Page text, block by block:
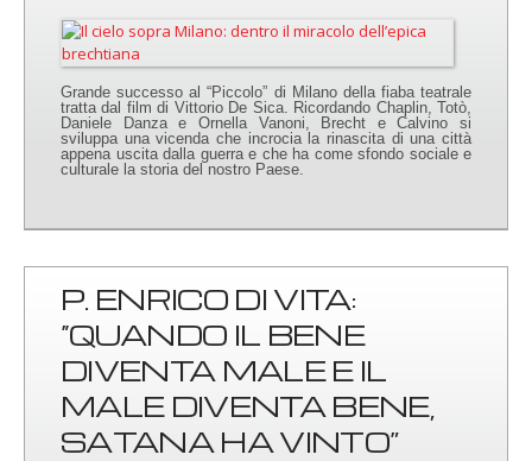
Grande successo al “Piccolo” di Milano della fiaba teatrale
tratta dal film di Vittorio De Sica. Ricordando Chaplin, Totò,
Daniele Danza e Ornella Vanoni, Brecht e Calvino si
sviluppa una vicenda che incrocia la rinascita di una città
appena uscita dalla guerra e che ha come sfondo sociale e
culturale la storia del nostro Paese.
P. ENRICO DI VITA:
“QUANDO IL BENE
DIVENTA MALE E IL
MALE DIVENTA BENE,
SATANA HA VINTO”